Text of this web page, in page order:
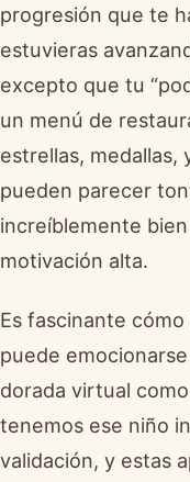
progresión que te
estuvieras
excepto que tu
un menú de
estrellas,
pueden parecer
increíblemente
motivación alta.
Es fascinante
puede
dorada virtual
tenemos ese niño
validación, y estas